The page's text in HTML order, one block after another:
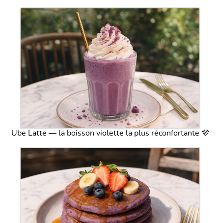
Ube Latte — la boisson violette la plus réconfortante 💜